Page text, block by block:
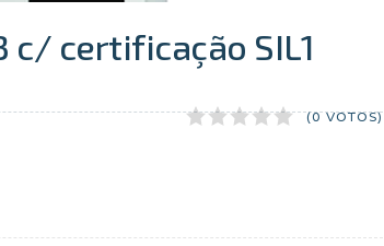
c/ certificação SIL1
(0 VOTOS)